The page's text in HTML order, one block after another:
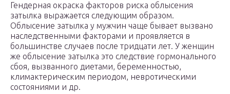
Гендерная окраска факторов риска облысения
затылка выражается следующим образом.
Облысение затылка у мужчин чаще бывает вызвано
наследственными факторами и проявляется в
большинстве случаев после тридцати лет. У женщин
же облысение затылка это следствие гормонального
сбоя, вызванного диетами, беременностью,
климактерическим периодом, невротическими
состояниями и др.